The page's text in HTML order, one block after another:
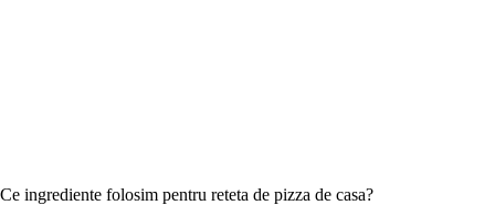
Ce ingrediente folosim pentru reteta de pizza de casa?